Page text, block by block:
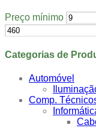
Preço mínimo
Categorias de
Automóvel
Comp.